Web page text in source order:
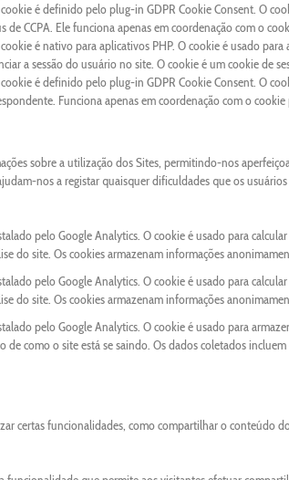
cookie é definido pelo plug-in GDPR Cookie Consent. O
de CCPA. Ele funciona apenas em coordenação com o
cookie é nativo para aplicativos PHP. O cookie é usado
a sessão do usuário no site. O cookie é um cookie de
cookie é definido pelo plug-in GDPR Cookie Consent. O
Funciona apenas em coordenação com o
sobre a utilização dos Sites, permitindo-nos
nos a registar quaisquer dificuldades que os
pelo Google Analytics. O cookie é usado para
do site. Os cookies armazenam informações
pelo Google Analytics. O cookie é usado para
do site. Os cookies armazenam informações
pelo Google Analytics. O cookie é usado para
de como o site está se saindo. Os dados coletados
certas funcionalidades, como compartilhar o conteúdo